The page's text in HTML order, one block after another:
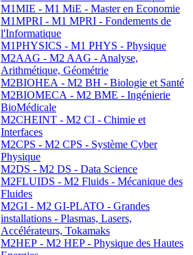
M1MIE - M1 MiE - Master en Economie
M1MPRI - M1 MPRI - Fondements de
l'Informatique
M1PHYSICS - M1 PHYS - Physique
M2AAG - M2 AAG - Analyse,
Arithmétique, Géométrie
M2BIOHEA - M2 BH - Biologie et Santé
M2BIOMECA - M2 BME - Ingénierie
BioMédicale
M2CHEINT - M2 CI - Chimie et
Interfaces
M2CPS - M2 CPS - Système Cyber
Physique
M2DS - M2 DS - Data Science
M2FLUIDS - M2 Fluids - Mécanique des
Fluides
M2GI - M2 GI-PLATO - Grandes
installations - Plasmas, Lasers,
Accélérateurs, Tokamaks
M2HEP - M2 HEP - Physique des Hautes